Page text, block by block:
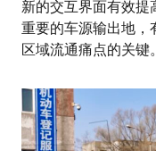
新的交互界面有效提
重要的车源输出地，
区域流通痛点的关键。